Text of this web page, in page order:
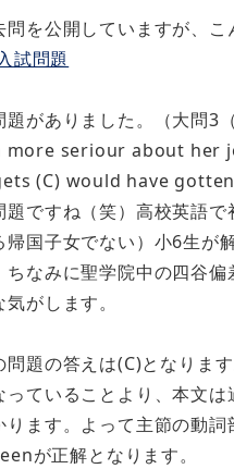
を公開していますが、こ
試問題
がありました。（大問3（
more seriour about her
(C) would have
ですね（笑）高校英語で
帰国子女でない）小6生が
ちなみに聖学院中の四谷
がします。
問題の答えは(C)となりま
っていることより、本文
ります。よって主節の動
が正解となります。